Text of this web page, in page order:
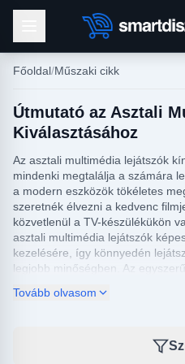
Főoldal Műszaki cikk
Útmutató az Asztali
Kiválasztásához
Az asztali multimédia lejátszók
mindenki megtalálja a számára
a modern eszközök tökéletes
szeretnék élvezni a kedvenc
közvetlenül a TV-készülékükön
asztali multimédia lejátszók
kezelésére, így könnyedén
legjobb minőségben. Az
kép- és videófájlok a
hanem kiváló lehetőséget
legtöbb modell rendelkezik
Tovább olvasom